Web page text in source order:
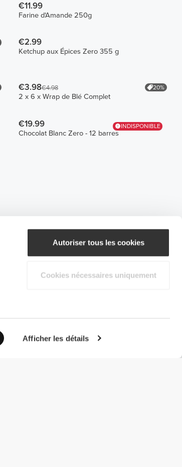
Afficher les détails
Autoriser tous les cookies
Cookies nécessaires uniquement
€11.99
Farine d'Amande 250g
€2.99
Ketchup aux Épices Zero 355 g
€3.98€4.98 20%
2 x 6 x Wrap de Blé Complet
INDISPONIBLE
€19.99
Chocolat Blanc Zero - 12 barres